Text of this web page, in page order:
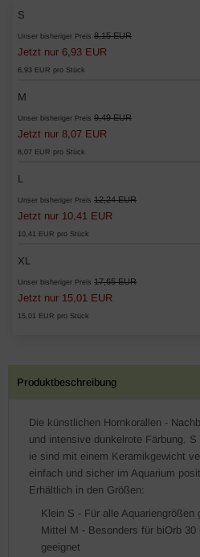
S
Unser bisheriger Preis 8,15 EUR
Jetzt nur 6,93 EUR
6,93 EUR pro Stück
M
Unser bisheriger Preis 9,49 EUR
Jetzt nur 8,07 EUR
8,07 EUR pro Stück
L
Unser bisheriger Preis 12,24 EUR
Jetzt nur 10,41 EUR
10,41 EUR pro Stück
XL
Unser bisheriger Preis 17,65 EUR
Jetzt nur 15,01 EUR
15,01 EUR pro Stück
Produktbeschreibung
Die künstlichen Hornkorallen -
und intensive dunkelrote Färbung. S
ie sind mit einem Keramikgewicht
einfach und sicher im Aquarium
Erhältlich in den Größen:
Klein S - Für alle Aquariengrößen
Mittel M - Besonders für biOrb 30
geeignet